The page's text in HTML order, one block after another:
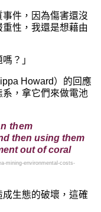
件，因為傷害還沒
性，我還是想藉由
？」
Howard）的回應
，拿它們來做電池
them
then using them
out of coral
mining-environmental-costs-
生態的破壞，這確